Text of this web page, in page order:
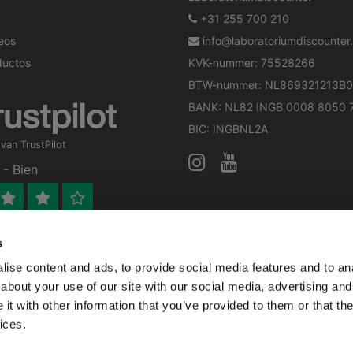
content and ads, to provide social media features and to
your use of our site with our social media, advertising
with other information that you’ve provided to them or that
TrustPilot
Bien
+31 255 700 210
KVK-nummer: 75528266
BTW-nummer:
BANK: NL82 INGB 0008 8050
BIC: INGBNL2A
verleend worden en zijn enkel ter educatie en/of
voor het toepassen van eventuele nationale en